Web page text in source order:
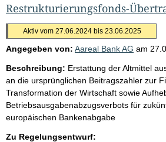
Restrukturierungsfonds-
Aktiv vom 27.06.2024 bis 23.06.2025
Angegeben von: Aareal Bank AG am
Beschreibung: Erstattung der Altmittel
an die ursprünglichen Beitragszahler zur
Transformation der Wirtschaft sowie
Betriebsausgabenabzugsverbots für
europäischen Bankenabgabe
Zu Regelungsentwurf: